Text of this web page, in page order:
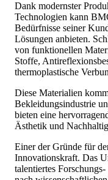
Dank modernster
Technologien kann
Bedürfnisse seiner
Lösungen anbieten.
von funktionellen
Stoffe,
thermoplastische
Diese Materialien
Bekleidungsindustrie
bieten eine
Ästhetik und
Einer der Gründe für
Innovationskraft. Das
talentiertes